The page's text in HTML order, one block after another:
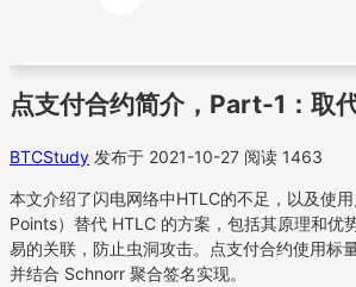
点支付合约简介，Part-1：取
BTCStudy 发布于 2021-10-27 阅读 1463
本文介绍了闪电网络中HTLC的不足，以及使
Points）替代 HTLC 的方案，包括其原理和优
易的关联，防止虫洞攻击。点支付合约使用标
并结合 Schnorr 聚合签名实现。